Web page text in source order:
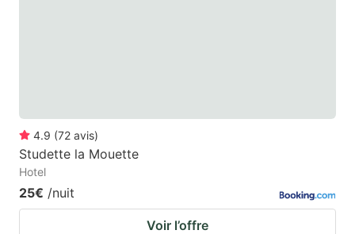
4.9 (72 avis)
Studette la Mouette
Hotel
25€ /nuit
Voir l’offre